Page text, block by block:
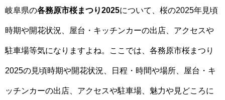
岐阜県の各務原市桜まつり2025について、桜の2025年見頃
時期や開花状況、屋台・キッチンカーの出店、アクセスや
駐車場等気になりますよね。ここでは、各務原市桜まつり
2025の見頃時期や開花状況、日程・時間や場所、屋台・キ
ッチンカーの出店、アクセスや駐車場、魅力や見どころに